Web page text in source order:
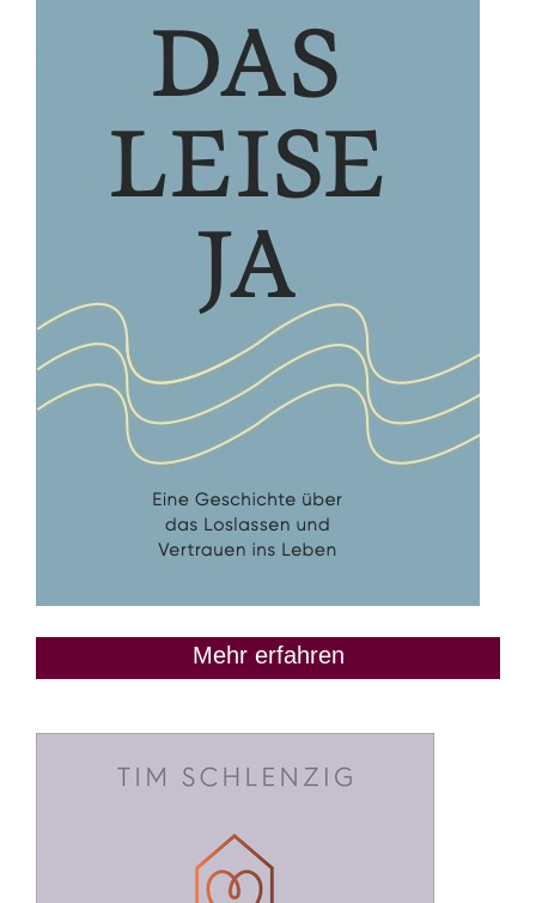
Mehr erfahren